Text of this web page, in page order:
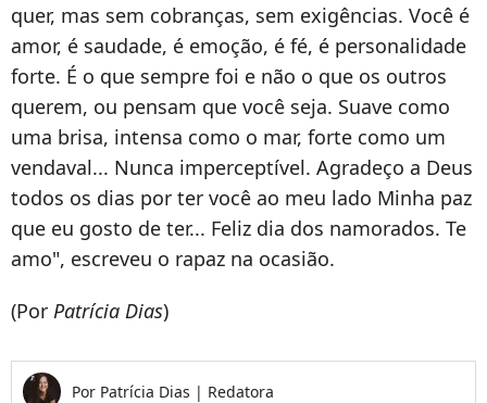
quer, mas sem cobranças, sem exigências. Você é
amor, é saudade, é emoção, é fé, é personalidade
forte. É o que sempre foi e não o que os outros
querem, ou pensam que você seja. Suave como
uma brisa, intensa como o mar, forte como um
vendaval... Nunca imperceptível. Agradeço a Deus
todos os dias por ter você ao meu lado Minha paz
que eu gosto de ter... Feliz dia dos namorados. Te
amo", escreveu o rapaz na ocasião.
(Por Patrícia Dias)
Por Patrícia Dias | Redatora